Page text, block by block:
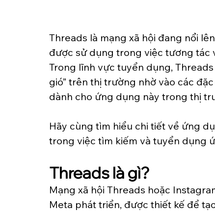
Threads là mạng xã hội đang nổi
được sử dụng trong việc tương tác
Trong lĩnh vực tuyển dụng,
gió” trên thị trường nhờ vào các
dành cho ứng dụng này trong thị
Hãy cùng tìm hiểu chi tiết về ứng
trong việc tìm kiếm và tuyển dụng
Threads là gì?
Mạng xã hội Threads hoặc
Meta phát triển, được thiết kế để